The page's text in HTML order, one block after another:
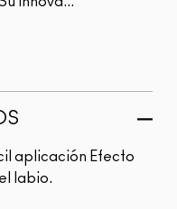
aplicación Efecto
labio.